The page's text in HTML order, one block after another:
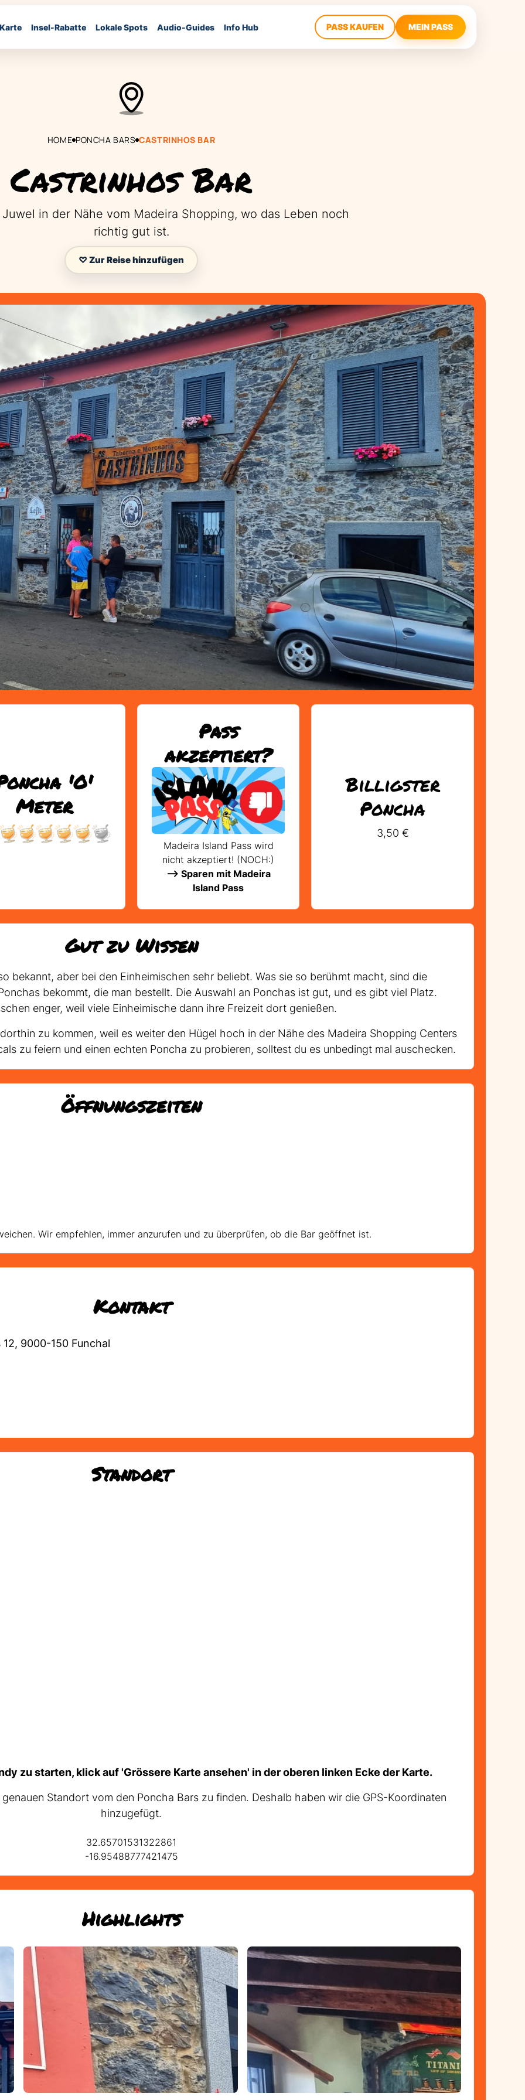
Insel-Rabatte Lokale Spots Audio-Guides Info Hub PASS KAUFEN MEIN PASS
HOME PONCHA BARS CASTRINHOS BAR
Castrinhos Bar
in der Nähe vom Madeira Shopping, wo das Leben noch
richtig gut ist.
♡ Zur Reise hinzufügen
'O'
Meter
Pass
akzeptiert?
Madeira Island Pass wird
nicht akzeptiert! (NOCH:)
--> Sparen mit Madeira
Island Pass
Billigster
Poncha
3,50 €
Gut zu Wissen
bekannt, aber bei den Einheimischen sehr beliebt. Was sie so berühmt macht, sind die
bekommt, die man bestellt. Die Auswahl an Ponchas ist gut, und es gibt viel Platz.
enger, weil viele Einheimische dann ihre Freizeit dort genießen.
zu kommen, weil es weiter den Hügel hoch in der Nähe des Madeira Shopping Centers
zu feiern und einen echten Poncha zu probieren, solltest du es unbedingt mal auschecken.
Öffnungszeiten
Wir empfehlen, immer anzurufen und zu überprüfen, ob die Bar geöffnet ist.
Kontakt
9000-150 Funchal
Standort
zu starten, klick auf 'Grössere Karte ansehen' in der oberen linken Ecke der Karte.
Standort vom den Poncha Bars zu finden. Deshalb haben wir die GPS-Koordinaten
hinzugefügt.
32.65701531322861
-16.95488777421475
Highlights